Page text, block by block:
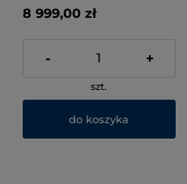
8 999,00 zł
- +
szt.
do koszyka